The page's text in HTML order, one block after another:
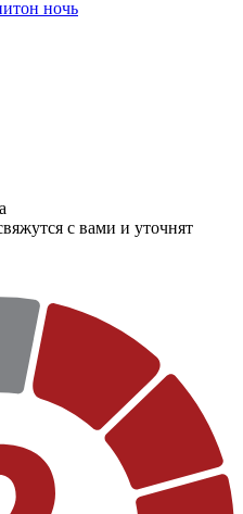
ночь
с вами и уточнят